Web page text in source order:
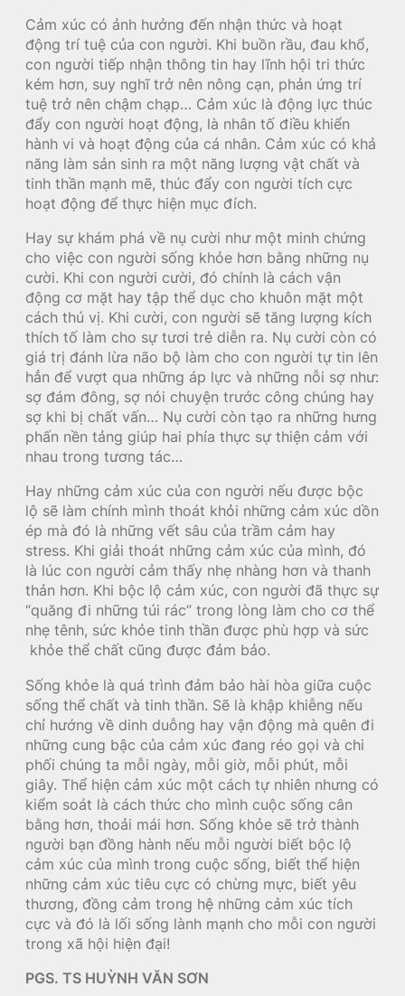
Cảm xúc có ảnh hưởng đến nhận thức và hoạt
động trí tuệ của con người. Khi buồn rầu, đau khổ,
con người tiếp nhận thông tin hay lĩnh hội tri thức
kém hơn, suy nghĩ trở nên nông cạn, phản ứng trí
tuệ trở nên chậm chạp… Cảm xúc là động lực thúc
đẩy con người hoạt động, là nhân tố điều khiển
hành vi và hoạt động của cá nhân. Cảm xúc có khả
năng làm sản sinh ra một năng lượng vật chất và
tinh thần mạnh mẽ, thúc đẩy con người tích cực
hoạt động để thực hiện mục đích.
Hay sự khám phá về nụ cười như một minh chứng
cho việc con người sống khỏe hơn bằng những nụ
cười. Khi con người cười, đó chính là cách vận
động cơ mặt hay tập thể dục cho khuôn mặt một
cách thú vị. Khi cười, con người sẽ tăng lượng kích
thích tố làm cho sự tươi trẻ diễn ra. Nụ cười còn có
giá trị đánh lừa não bộ làm cho con người tự tin lên
hẳn để vượt qua những áp lực và những nỗi sợ như:
sợ đám đông, sợ nói chuyện trước công chúng hay
sợ khi bị chất vấn… Nụ cười còn tạo ra những hưng
phấn nền tảng giúp hai phía thực sự thiện cảm với
nhau trong tương tác…
Hay những cảm xúc của con người nếu được bộc
lộ sẽ làm chính mình thoát khỏi những cảm xúc dồn
ép mà đó là những vết sâu của trầm cảm hay
stress. Khi giải thoát những cảm xúc của mình, đó
là lúc con người cảm thấy nhẹ nhàng hơn và thanh
thản hơn. Khi bộc lộ cảm xúc, con người đã thực sự
“quăng đi những túi rác” trong lòng làm cho cơ thể
nhẹ tênh, sức khỏe tinh thần được phù hợp và sức
khỏe thể chất cũng được đảm bảo.
Sống khỏe là quá trình đảm bảo hài hòa giữa cuộc
sống thể chất và tinh thần. Sẽ là khập khiễng nếu
chỉ hướng về dinh duỗng hay vận động mà quên đi
những cung bậc của cảm xúc đang réo gọi và chi
phối chúng ta mỗi ngày, mỗi giờ, mỗi phút, mỗi
giây. Thể hiện cảm xúc một cách tự nhiên nhưng có
kiểm soát là cách thức cho mình cuộc sống cân
bằng hơn, thoải mái hơn. Sống khỏe sẽ trở thành
người bạn đồng hành nếu mỗi người biết bộc lộ
cảm xúc của mình trong cuộc sống, biết thể hiện
những cảm xúc tiêu cực có chừng mực, biết yêu
thương, đồng cảm trong hệ những cảm xúc tích
cực và đó là lối sống lành mạnh cho mỗi con người
trong xã hội hiện đại!
PGS. TS HUỲNH VĂN SƠN